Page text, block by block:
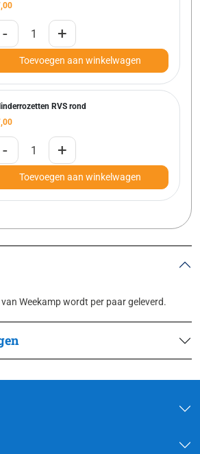
- +
Toevoegen aan winkelwagen
RVS rond
- +
Toevoegen aan winkelwagen
van Weekamp wordt per paar geleverd.